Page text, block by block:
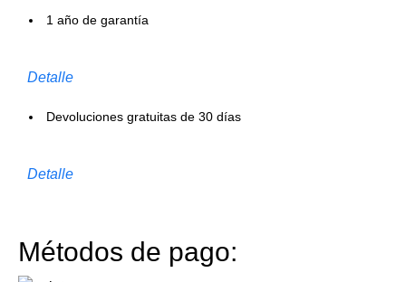
1 año de garantía
Detalle
Devoluciones gratuitas de 30 días
Detalle
Métodos de pago: